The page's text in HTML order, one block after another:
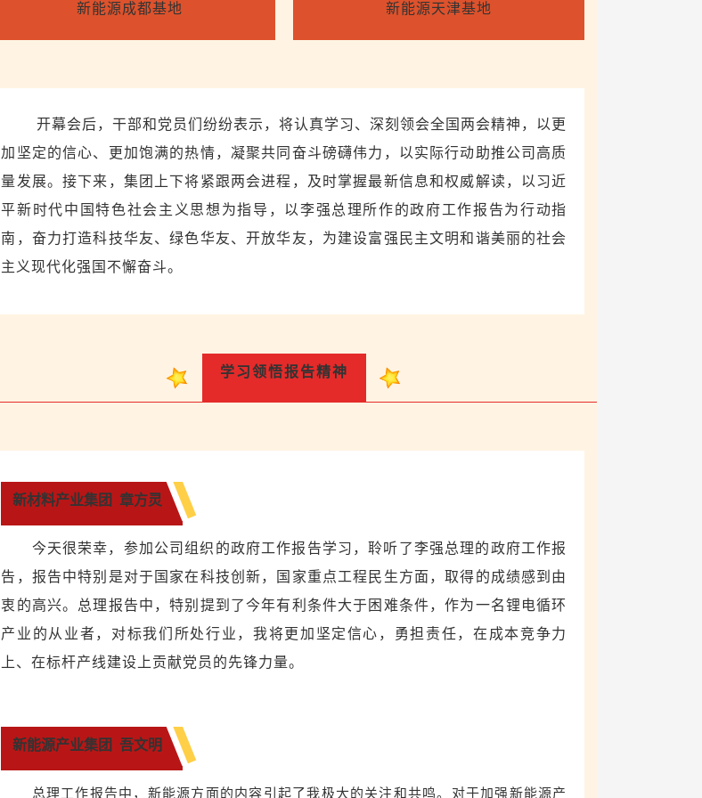
新能源成都基地 新能源天津基地
开幕会后，干部和党员们纷纷表示，将认真学习、深刻领会全国两会精神，以更
加坚定的信心、更加饱满的热情，凝聚共同奋斗磅礴伟力，以实际行动助推公司高质
量发展。接下来，集团上下将紧跟两会进程，及时掌握最新信息和权威解读，以习近
平新时代中国特色社会主义思想为指导，以李强总理所作的政府工作报告为行动指
南，奋力打造科技华友、绿色华友、开放华友， 为建设富强民主文明和谐美丽的社会
主义现代化强国不懈奋斗。
学习领悟报告精神
新材料产业集团 章方灵
今天很荣幸，参加公司组织的政府工作报告学习，聆听了李强总理的政府工作报
告，报告中特别是对于国家在科技创新，国家重点工程民生方面，取得的成绩感到由
衷的高兴。总理报告中，特别提到了今年有利条件大于困难条件，作为一名锂电循环
产业的从业者，对标我们所处行业，我将更加坚定信心，勇担责任，在成本竞争力
上、在标杆产线建设上贡献党员的先锋力量。
新能源产业集团 吾文明
总理工作报告中，新能源方面的内容引起了我极大的关注和共鸣。对于加强新能源产